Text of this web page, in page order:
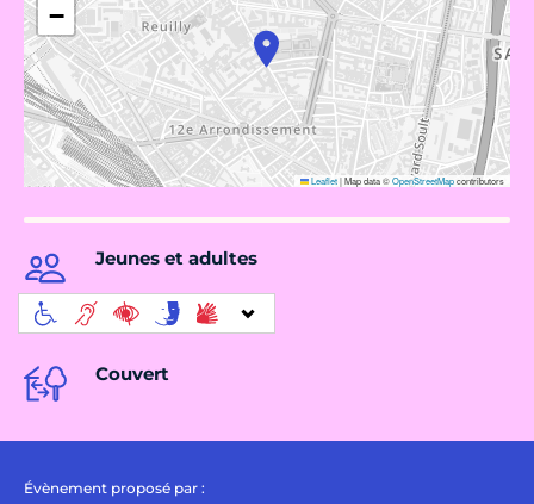
−
Leaflet|Map data ©OpenStreetMapcontributors
Jeunes et adultes
Couvert
Évènement proposé par :